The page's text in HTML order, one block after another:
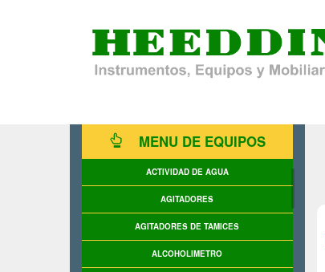
MENU DE EQUIPOS
ACTIVIDAD DE AGUA
AGITADORES
AGITADORES DE TAMICES
ALCOHOLIMETRO